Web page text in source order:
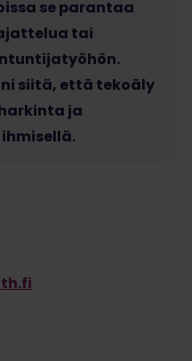
se parantaa
tai
siitä, että tekoäly
ja